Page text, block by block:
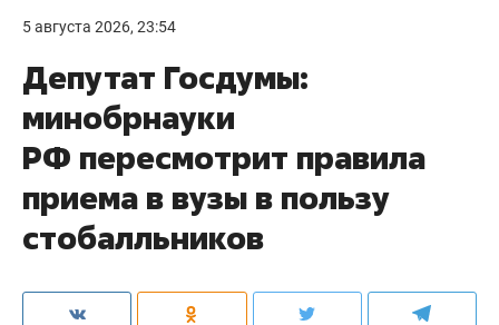
5 августа 2026, 23:54
Депутат Госдумы:
минобрнауки
РФ пересмотрит правила
приема в вузы в пользу
стобалльников